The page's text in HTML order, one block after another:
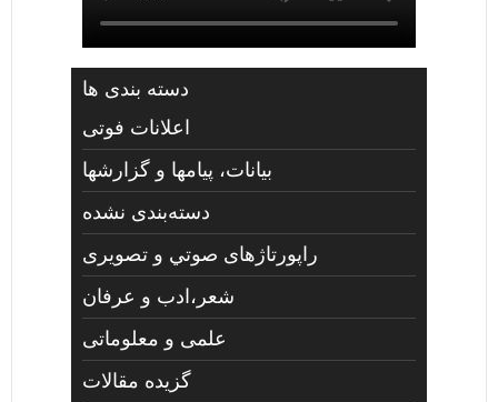
دسته بندی ها
اعلانات فوتی
بیانات، پیامها و گزارشها
دسته‌بندی نشده
راپورتاژهای صوتي و تصويری
شعر،ادب و عرفان
علمی و معلوماتی
گزیده مقالات